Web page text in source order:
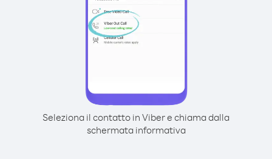
Seleziona il contatto in Viber e chiama dalla
schermata informativa